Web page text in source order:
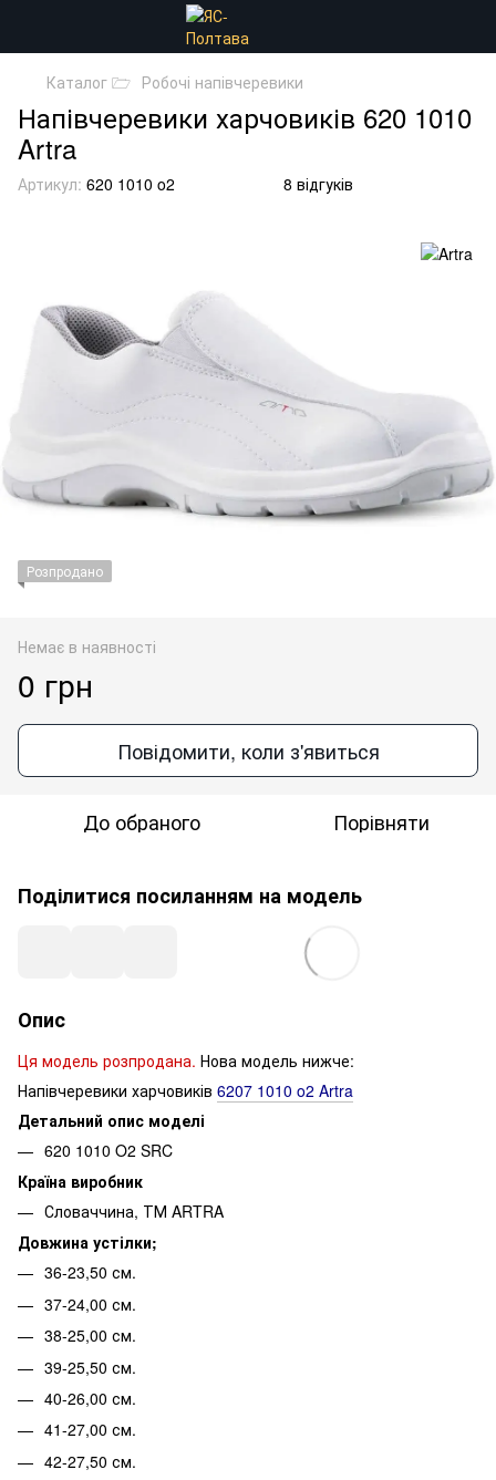
Каталог 🗁 Робочі напівчеревики
Напівчеревики харчовиків 620 1010
Artra
Артикул: 620 1010 o2 8 відгуків
Розпродано
Немає в наявності
0 грн
Повідомити, коли з'явиться
До обраного Порівняти
Поділитися посиланням на модель
Опис
Ця модель розпродана. Нова модель нижче:
Напівчеревики харчовиків 6207 1010 o2 Artra
Детальний опис моделі
620 1010 O2 SRC
Країна виробник
Словаччина, ТМ ARTRA
Довжина устілки;
36-23,50 см.
37-24,00 см.
38-25,00 см.
39-25,50 см.
40-26,00 см.
41-27,00 см.
42-27,50 см.